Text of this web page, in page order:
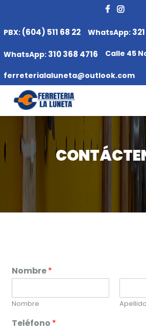
PBX: (604) 511 68 22 WhatsApp:
WhatsApp: 310 368 4716 Calle 45
ferreterialaluneta@outlook.com
Nombre*
Nombre
Teléfono *